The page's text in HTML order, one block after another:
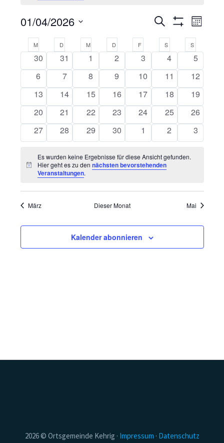
SUCHE
UND
Suche
Anzeigen
Monat
01/04/2026
Datum
wählen.
KALENDER
VON
VERANSTALTUNGEN
MMONTAGD DIENSTAG
MMITTWOCH
DDONNERSTAG
F FREITAGSSAMSTAG
S
0
Veranstaltungen
30
0
Veranstaltungen
31
0
Veranstaltungen
1
0
Veranstaltungen
2
0
Veranstaltungen
3
0
4
0
5
0
Veranstaltungen
6
0
Veranstaltungen
7
0
Veranstaltungen
8
0
Veranstaltungen
9
0
Veranstaltungen
10
0
Veranstaltungen
11
0
12
0
Veranstaltungen
13
0
Veranstaltungen
14
0
Veranstaltungen
15
0
Veranstaltungen
16
0
Veranstaltungen
17
0
Veranstaltungen
18
0
19
0
Veranstaltungen
20
0
Veranstaltungen
21
0
Veranstaltungen
22
0
Veranstaltungen
23
0
Veranstaltungen
24
0
Veranstaltungen
25
0
26
0
Veranstaltungen
27
0
Veranstaltungen
28
0
Veranstaltungen
29
0
Veranstaltungen
30
0
Veranstaltungen
1
0
2
0
3
Hinweis
Es wurden keine Ergebnisse für diese Ansicht gefunden.
Hier geht es zu dennächsten bevorstehenden
Veranstaltungen.
März Dieser Monat Mai
Kalender abonnieren
2026 © Ortsgemeinde Kehrig · ­Impressum · ­Datenschutz